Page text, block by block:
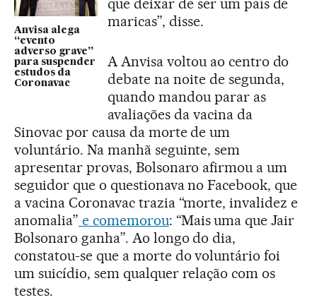
Anvisa alega
“evento
adverso grave”
para suspender
estudos da
Coronavac
que deixar de ser um país de
maricas”, disse.
A Anvisa voltou ao centro do
debate na noite de segunda,
quando mandou parar as
avaliações da vacina da
Sinovac por causa da morte de um
voluntário. Na manhã seguinte, sem
apresentar provas, Bolsonaro afirmou a um
seguidor que o questionava no Facebook, que
a vacina Coronavac trazia “morte, invalidez e
anomalia” e comemorou: “Mais uma que Jair
Bolsonaro ganha”. Ao longo do dia,
constatou-se que a morte do voluntário foi
um suicídio, sem qualquer relação com os
testes.